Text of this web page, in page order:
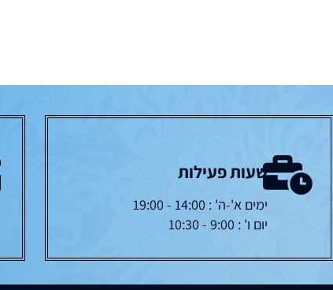
שעות פעילות
ימים א'-ה' : 14:00 - 19:00
יום ו' : 9:00 - 10:30